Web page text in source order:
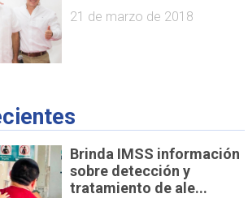
21 de marzo de 2018
Brinda IMSS información
sobre detección y
tratamiento de ale...